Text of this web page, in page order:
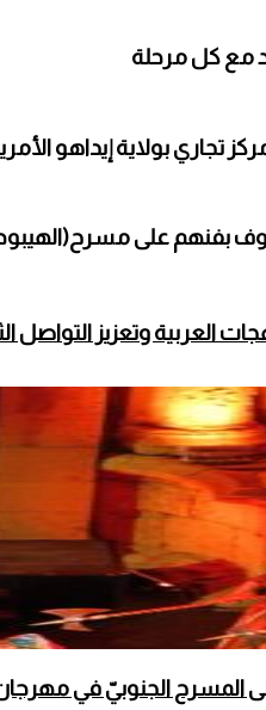
مع كل مرحلة
بفنهم على
العربية وتعزيز التواصل
على المسرح الجنوبيّ في